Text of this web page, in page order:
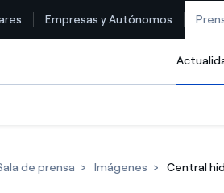
Empresas y Autónomos
de prensa Imágenes Central